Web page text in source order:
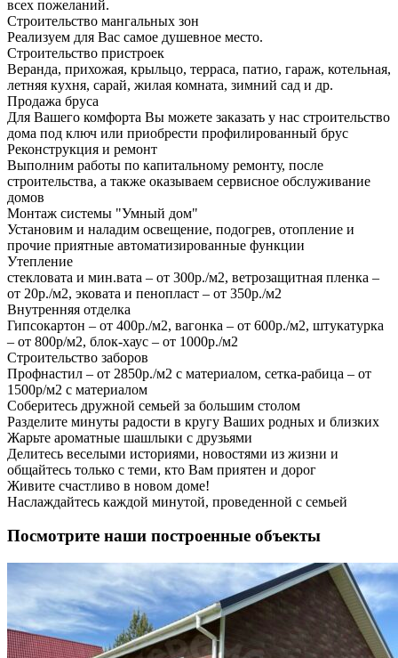
всех пожеланий.
Строительство мангальных зон
Реализуем для Вас самое душевное место.
Строительство пристроек
Веранда, прихожая, крыльцо, терраса, патио, гараж, котельная,
летняя кухня, сарай, жилая комната, зимний сад и др.
Продажа бруса
Для Вашего комфорта Вы можете заказать у нас строительство
дома под ключ или приобрести профилированный брус
Реконструкция и ремонт
Выполним работы по капитальному ремонту, после
строительства, а также оказываем сервисное обслуживание
домов
Монтаж системы "Умный дом"
Установим и наладим освещение, подогрев, отопление и
прочие приятные автоматизированные функции
Утепление
стекловата и мин.вата – от 300р./м2, ветрозащитная пленка –
от 20р./м2, эковата и пенопласт – от 350р./м2
Внутренняя отделка
Гипсокартон – от 400р./м2, вагонка – от 600р./м2, штукатурка
– от 800р/м2, блок-хаус – от 1000р./м2
Строительство заборов
Профнастил – от 2850р./м2 с материалом, сетка-рабица – от
1500р/м2 с материалом
Соберитесь дружной семьей за большим столом
Разделите минуты радости в кругу Ваших родных и близких
Жарьте ароматные шашлыки с друзьями
Делитесь веселыми историями, новостями из жизни и
общайтесь только с теми, кто Вам приятен и дорог
Живите счастливо в новом доме!
Наслаждайтесь каждой минутой, проведенной с семьей
Посмотрите наши построенные объекты